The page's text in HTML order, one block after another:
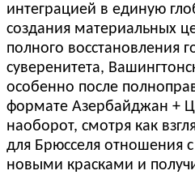
интеграцией в единую
создания материальных
полного восстановления
суверенитета,
особенно после
формате Азербайджан +
наоборот, смотря как
для Брюсселя отношения с
новыми красками и